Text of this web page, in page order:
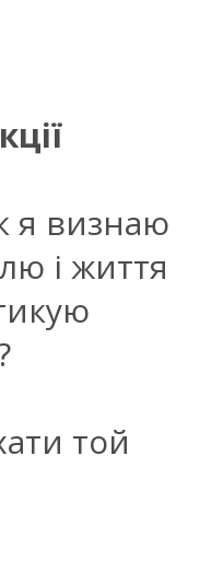
я визнаю
і життя
той